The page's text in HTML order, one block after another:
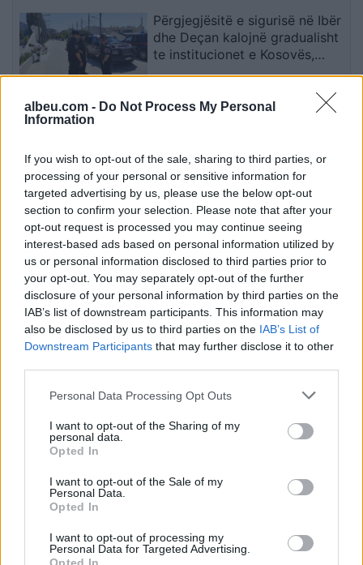
albeu.com - Do Not Process My Personal
Information
If you wish to opt-out of the sale, sharing to third parties, or
processing of your personal or sensitive information for
targeted advertising by us, please use the below opt-out
section to confirm your selection. Please note that after your
opt-out request is processed you may continue seeing
interest-based ads based on personal information utilized by
us or personal information disclosed to third parties prior to
your opt-out. You may separately opt-out of the further
disclosure of your personal information by third parties on the
IAB’s list of downstream participants. This information may
also be disclosed by us to third parties on the IAB’s List of
Downstream Participants that may further disclose it to other
Personal Data Processing Opt Outs
I want to opt-out of the Sharing of my
personal data.
Opted In
I want to opt-out of the Sale of my
Personal Data.
Opted In
I want to opt-out of processing my
Personal Data for Targeted Advertising.
Përgjegjësitë e sigurisë në Ibër
dhe Deçan kalojnë gradualisht
te institucionet e Kosovës,
Halilaj: Mesazh i qartë për
Çfarë e çoi Araujon te
Barcelona?
Esim for Global
Esim for USA Esim for Italy
for Turkey|Esim for Germany|Esim for Greece|